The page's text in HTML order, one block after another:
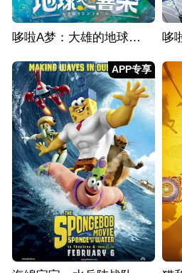
哆啦A梦：大雄的地球交响乐
APP专享